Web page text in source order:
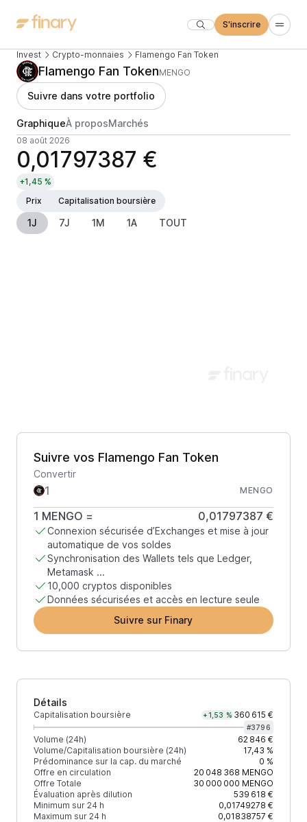
S'inscrire
Invest Crypto-monnaies Flamengo Fan Token
Flamengo Fan TokenMENGO
Suivre dans votre portfolio
GraphiqueÀ proposMarchés
08 août 2026
0,01797387 €
+1,45 %
Prix
Capitalisation boursière
1J 7J 1M 1A TOUT
Suivre vos Flamengo Fan Token
Convertir
MENGO
1 MENGO = 0,01797387 €
Connexion sécurisée d’Exchanges et mise à jour
automatique de vos soldes
Synchronisation des Wallets tels que Ledger,
Metamask ...
10,000 cryptos disponibles
Données sécurisées et accès en lecture seule
Suivre sur Finary
Détails
Capitalisation boursière +1,53 % 360 615 €
#3796
Volume (24h)
62 846 €
Volume/Capitalisation boursière (24h)
17,43 %
Prédominance sur la cap. du marché
0 %
Offre en circulation
20 048 368 MENGO
Offre Totale
30 000 000 MENGO
Évaluation après dilution
539 618 €
Minimum sur 24 h
0,01749278 €
Maximum sur 24 h
0,01838757 €